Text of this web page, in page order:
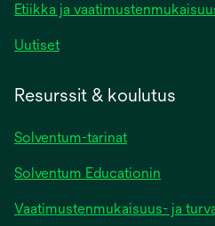
Etiikka ja
Uutiset
Resurssit & koulutus
Solventum-tarinat
Solventum Educationin
Vaatimustenmukaisuus- ja